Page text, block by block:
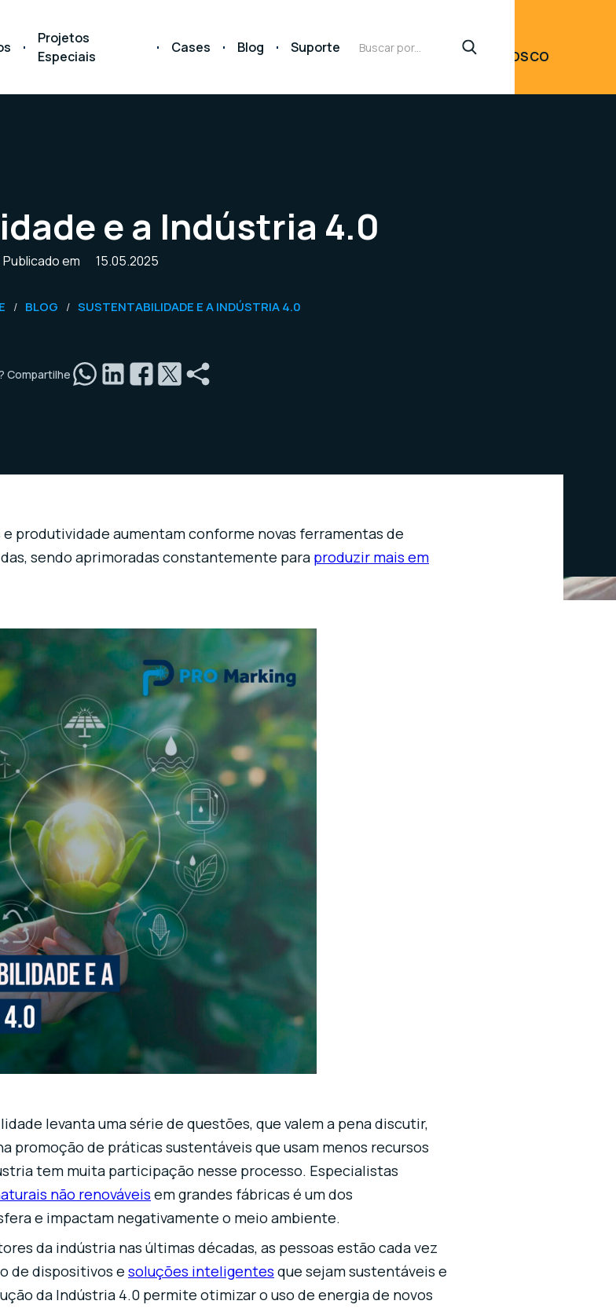
Projetos
Especiais
Cases Blog Suporte
CONOSCO
e a Indústria 4.0
Publicado em 15.05.2025
/ BLOG / SUSTENTABILIDADE E A INDÚSTRIA 4.0
Compartilhe
e produtividade aumentam conforme novas ferramentas de
sendo aprimoradas constantemente para produzir mais em
levanta uma série de questões, que valem a pena discutir,
promoção de práticas sustentáveis ​​que usam menos recursos
tem muita participação nesse processo. Especialistas
não renováveis ​​em grandes fábricas é um dos
e impactam negativamente o meio ambiente.
da indústria nas últimas décadas, as pessoas estão cada vez
de dispositivos e soluções inteligentes que sejam sustentáveis ​​e
da Indústria 4.0 permite otimizar o uso de energia de novos